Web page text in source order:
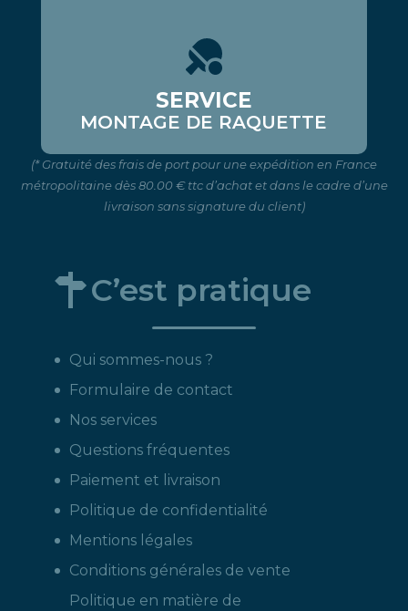
SERVICE
MONTAGE DE RAQUETTE
(* Gratuité des frais de port pour une expédition en France
métropolitaine dès 80.00 € ttc d’achat et dans le cadre d’une
livraison sans signature du client)
C’est pratique
Qui sommes-nous ?
Formulaire de contact
Nos services
Questions fréquentes
Paiement et livraison
Politique de confidentialité
Mentions légales
Conditions générales de vente
Politique en matière de